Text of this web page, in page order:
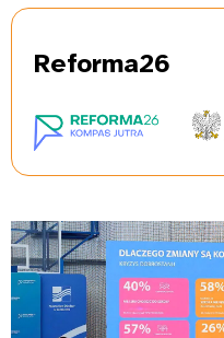
Reforma26